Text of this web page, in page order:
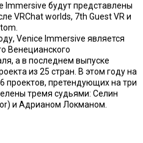
будут представлены
VRChat worlds, 7th Guest VR и
Venice Immersive является
Венецианского
а в последнем выпуске
из 25 стран. В этом году на
проектов, претендующих на три
тремя судьями: Селин
и Адрианом Локманом.